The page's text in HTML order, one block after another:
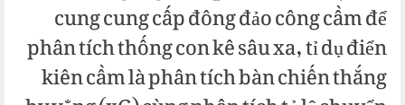
cung cung cấp đông đảo công cầm để
phân tích thống con kê sâu xa, tỉ dụ điển
kiên cầm là phân tích bàn chiến thắng